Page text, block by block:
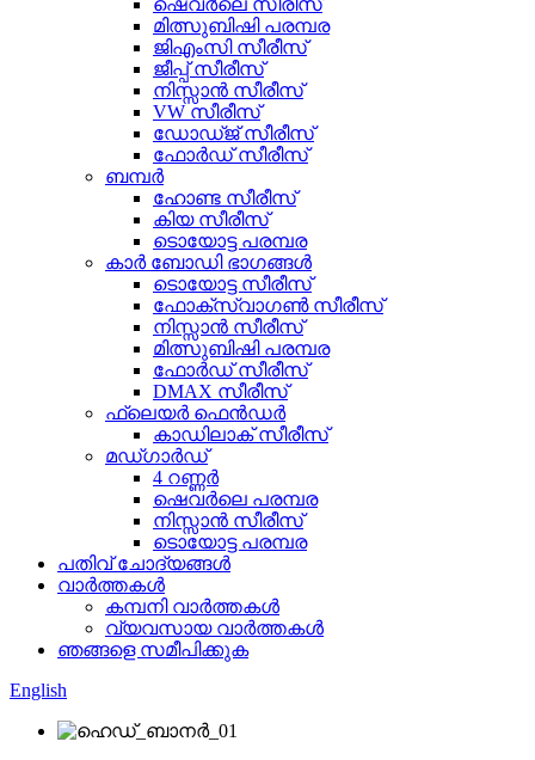
ഷെവർലെ സീരീസ്
മിത്സുബിഷി പരമ്പര
ജിഎംസി സീരീസ്
ജീപ്പ് സീരീസ്
നിസ്സാൻ സീരീസ്
VW സീരീസ്
ഡോഡ്ജ് സീരീസ്
ഫോർഡ് സീരീസ്
ബമ്പർ
ഹോണ്ട സീരീസ്
കിയ സീരീസ്
ടൊയോട്ട പരമ്പര
കാർ ബോഡി ഭാഗങ്ങൾ
ടൊയോട്ട സീരീസ്
ഫോക്‌സ്‌വാഗൺ സീരീസ്
നിസ്സാൻ സീരീസ്
മിത്സുബിഷി പരമ്പര
ഫോർഡ് സീരീസ്
DMAX സീരീസ്
ഫ്ലെയർ ഫെൻഡർ
കാഡിലാക് സീരീസ്
മഡ്ഗാർഡ്
4 റണ്ണർ
ഷെവർലെ പരമ്പര
നിസ്സാൻ സീരീസ്
ടൊയോട്ട പരമ്പര
പതിവ് ചോദ്യങ്ങൾ
വാർത്തകൾ
കമ്പനി വാർത്തകൾ
വ്യവസായ വാർത്തകൾ
ഞങ്ങളെ സമീപിക്കുക
English